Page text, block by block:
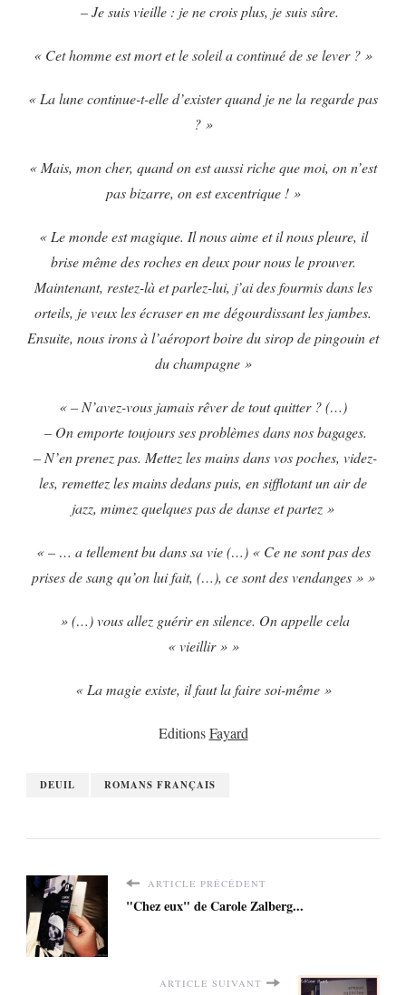
– Je suis vieille : je ne crois plus, je suis sûre.
« Cet homme est mort et le soleil a continué de se lever ? »
« La lune continue-t-elle d’exister quand je ne la regarde pas
? »
« Mais, mon cher, quand on est aussi riche que moi, on n’est
pas bizarre, on est excentrique ! »
« Le monde est magique. Il nous aime et il nous pleure, il
brise même des roches en deux pour nous le prouver.
Maintenant, restez-là et parlez-lui, j’ai des fourmis dans les
orteils, je veux les écraser en me dégourdissant les jambes.
Ensuite, nous irons à l’aéroport boire du sirop de pingouin et
du champagne »
« – N’avez-vous jamais rêver de tout quitter ? (…)
– On emporte toujours ses problèmes dans nos bagages.
– N’en prenez pas. Mettez les mains dans vos poches, videz-
les, remettez les mains dedans puis, en sifflotant un air de
jazz, mimez quelques pas de danse et partez »
« – … a tellement bu dans sa vie (…) « Ce ne sont pas des
prises de sang qu’on lui fait, (…), ce sont des vendanges » »
» (…) vous allez guérir en silence. On appelle cela
« vieillir » »
« La magie existe, il faut la faire soi-même »
EditionsFayard
DEUIL ROMANS FRANÇAIS
ARTICLE PRÉCÉDENT
"Chez eux" de Carole Zalberg...
ARTICLE SUIVANT